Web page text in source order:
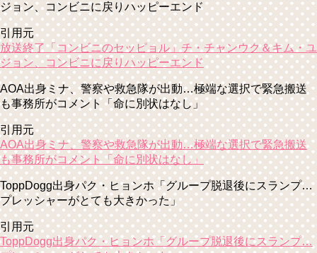
ジョン、コンビニに戻りハッピーエンド
引用元
放送終了「コンビニのセッピョル」チ・チャンウク＆キム・ユ
ジョン、コンビニに戻りハッピーエンド
AOA出身ミナ、警察や救急隊が出動…極端な選択で緊急搬送
も事務所がコメント「命に別状はなし」
引用元
AOA出身ミナ、警察や救急隊が出動…極端な選択で緊急搬送
も事務所がコメント「命に別状はなし」
ToppDogg出身パク・ヒョンホ「グループ脱退後にスランプ…
プレッシャーがとても大きかった」
引用元
ToppDogg出身パク・ヒョンホ「グループ脱退後にスランプ…